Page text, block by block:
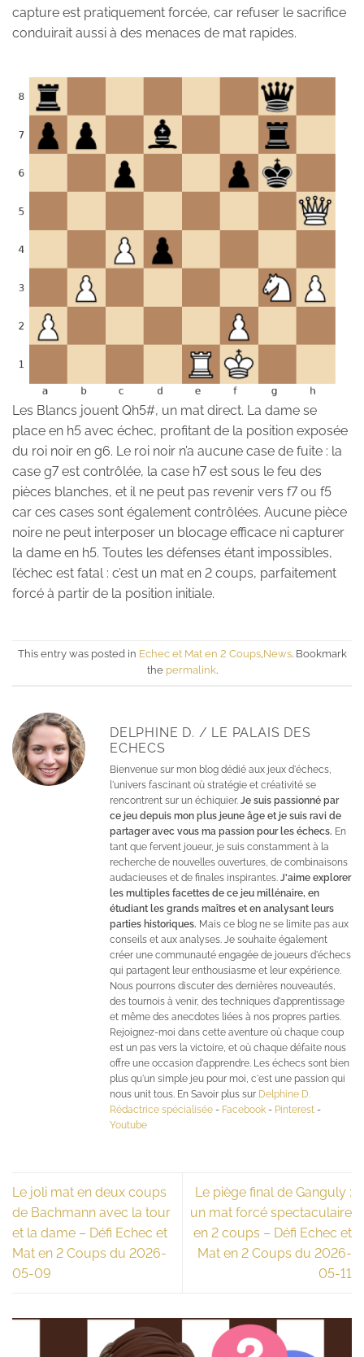
capture est pratiquement forcée, car refuser le sacrifice
conduirait aussi à des menaces de mat rapides.
Les Blancs jouent Qh5#, un mat direct. La dame se
place en h5 avec échec, profitant de la position exposée
du roi noir en g6. Le roi noir n’a aucune case de fuite : la
case g7 est contrôlée, la case h7 est sous le feu des
pièces blanches, et il ne peut pas revenir vers f7 ou f5
car ces cases sont également contrôlées. Aucune pièce
noire ne peut interposer un blocage efficace ni capturer
la dame en h5. Toutes les défenses étant impossibles,
l’échec est fatal : c’est un mat en 2 coups, parfaitement
forcé à partir de la position initiale.
This entry was posted in Echec et Mat en 2 Coups,News. Bookmark
the permalink.
DELPHINE D. / LE PALAIS DES
ECHECS
Bienvenue sur mon blog dédié aux jeux d'échecs,
l'univers fascinant où stratégie et créativité se
rencontrent sur un échiquier. Je suis passionné par
ce jeu depuis mon plus jeune âge et je suis ravi de
partager avec vous ma passion pour les échecs. En
tant que fervent joueur, je suis constamment à la
recherche de nouvelles ouvertures, de combinaisons
audacieuses et de finales inspirantes. J'aime explorer
les multiples facettes de ce jeu millénaire, en
étudiant les grands maîtres et en analysant leurs
parties historiques. Mais ce blog ne se limite pas aux
conseils et aux analyses. Je souhaite également
créer une communauté engagée de joueurs d'échecs
qui partagent leur enthousiasme et leur expérience.
Nous pourrons discuter des dernières nouveautés,
des tournois à venir, des techniques d'apprentissage
et même des anecdotes liées à nos propres parties.
Rejoignez-moi dans cette aventure où chaque coup
est un pas vers la victoire, et où chaque défaite nous
offre une occasion d'apprendre. Les échecs sont bien
plus qu'un simple jeu pour moi, c'est une passion qui
nous unit tous. En Savoir plus sur Delphine D.
Rédactrice spécialisée - Facebook - Pinterest -
Youtube
Le joli mat en deux coups
de Bachmann avec la tour
et la dame – Défi Echec et
Mat en 2 Coups du 2026-
05-09
Le piège final de Ganguly :
un mat forcé spectaculaire
en 2 coups – Défi Echec et
Mat en 2 Coups du 2026-
05-11